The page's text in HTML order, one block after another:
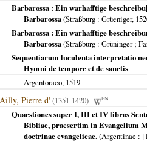
Barbarossa : Ein warhafftige
Barbarossa(Straßburg : Grüeniger,
Barbarossa : Ein warhafftige
Barbarossa(Straßburg : Grüninger ;
Sequentiarum luculenta interpretatio
Hymni de tempore et de sanctis
Argentoraco, 1519
Ailly, Pierre d' (1351-1420) EN
Quaestiones super I, III et IV libros
Bibliae, praesertim in Evangelium
doctrinae evangelicae.(Argentinae :